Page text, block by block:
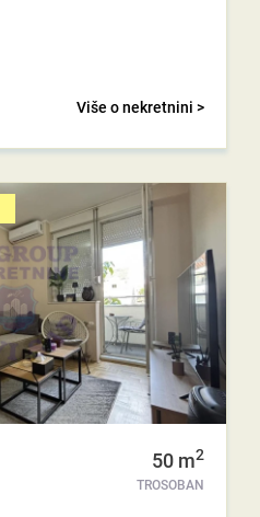
Više o nekretnini >
50 m2
TROSOBAN